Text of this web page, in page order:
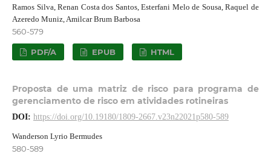
Ramos Silva, Renan Costa dos Santos, Esterfani Melo de Sousa, Raquel de
Azeredo Muniz, Amilcar Brum Barbosa
560-579
PDF/A EPUB HTML
Proposta de uma matriz de risco para programa de
gerenciamento de risco em atividades rotineiras
DOI: https://doi.org/10.19180/1809-2667.v23n22021p580-589
Wanderson Lyrio Bermudes
580-589